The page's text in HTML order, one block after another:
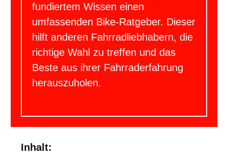
fundiertem Wissen einen
umfassenden Bike-Ratgeber. Dieser
hilft anderen Fahrradliebhabern, die
richtige Wahl zu treffen und das
Beste aus ihrer Fahrraderfahrung
herauszuholen.
Inhalt: